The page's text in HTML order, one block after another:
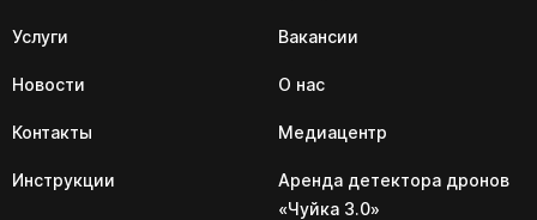
Услуги Вакансии
Новости О нас
Контакты Медиацентр
Инструкции
Аренда детектора дронов
«Чуйка 3.0»